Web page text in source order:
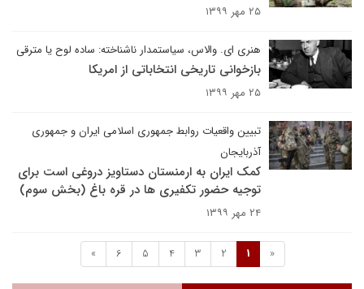
۲۵ مهر ۱۳۹۹
هنری ای. والاس، سیاستمدار ناشناخته: ساده لوح یا مترقی
بازخوانی تاریخی انتخاباتی از امریکا
۲۵ مهر ۱۳۹۹
تبیین واقعیات روابط جمهوری اسلامی ایران و جمهوری
آذربایجان
کمک ایران به ارمنستان دستاویز دروغی است برای
توجیه حضور تکفیری ها در قره باغ (بخش سوم)
۲۴ مهر ۱۳۹۹
«
1
2
3
4
5
6
»